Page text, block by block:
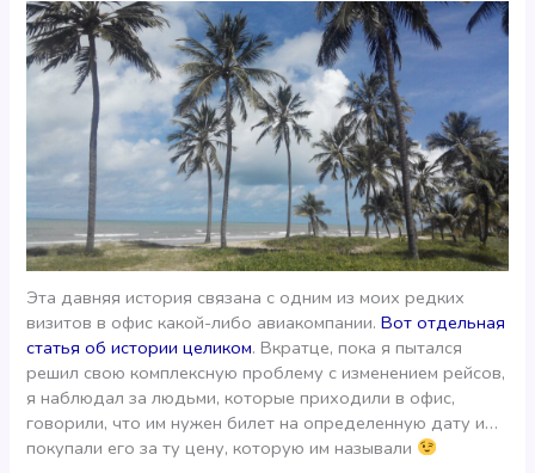
Эта давняя история связана с одним из моих редких
визитов в офис какой-либо авиакомпании.Вот отдельная
статья об истории целиком. Вкратце, пока я пытался
решил свою комплексную проблему с изменением рейсов,
я наблюдал за людьми, которые приходили в офис,
говорили, что им нужен билет на определенную дату и…
покупали его за ту цену, которую им называли